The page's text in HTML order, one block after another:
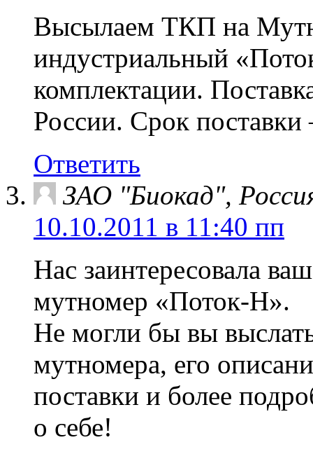
Высылаем ТКП на
индустриальный
комплектации.
России. Срок поставки
Ответить
ЗАО "Биокад",
10.10.2011 в 11:40 пп
Нас заинтересовала
мутномер «Поток-Н».
Не могли бы вы
мутномера, его
поставки и более
о себе!